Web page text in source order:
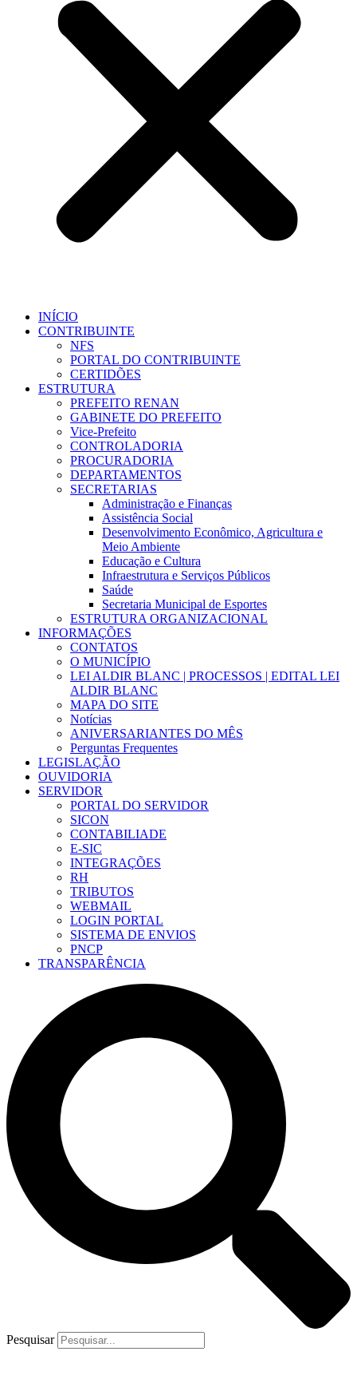
INÍCIO
CONTRIBUINTE
NFS
PORTAL DO CONTRIBUINTE
CERTIDÕES
ESTRUTURA
PREFEITO RENAN
GABINETE DO PREFEITO
Vice-Prefeito
CONTROLADORIA
PROCURADORIA
DEPARTAMENTOS
SECRETARIAS
Administração e Finanças
Assistência Social
Desenvolvimento Econômico, Agricultura e
Meio Ambiente
Educação e Cultura
Infraestrutura e Serviços Públicos
Saúde
Secretaria Municipal de Esportes
ESTRUTURA ORGANIZACIONAL
INFORMAÇÕES
CONTATOS
O MUNICÍPIO
LEI ALDIR BLANC | PROCESSOS | EDITAL LEI
ALDIR BLANC
MAPA DO SITE
Notícias
ANIVERSARIANTES DO MÊS
Perguntas Frequentes
LEGISLAÇÃO
OUVIDORIA
SERVIDOR
PORTAL DO SERVIDOR
SICON
CONTABILIADE
E-SIC
INTEGRAÇÕES
RH
TRIBUTOS
WEBMAIL
LOGIN PORTAL
SISTEMA DE ENVIOS
PNCP
TRANSPARÊNCIA
Pesquisar